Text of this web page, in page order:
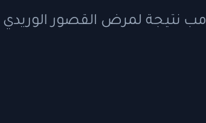
نتيجة لمرض القصور الوريدي